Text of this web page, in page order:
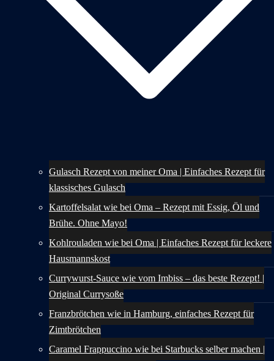
Gulasch Rezept von meiner Oma | Einfaches Rezept für
klassisches Gulasch
Kartoffelsalat wie bei Oma – Rezept mit Essig, Öl und
Brühe. Ohne Mayo!
Kohlrouladen wie bei Oma | Einfaches Rezept für leckere
Hausmannskost
Currywurst-Sauce wie vom Imbiss – das beste Rezept! |
Original Currysoße
Franzbrötchen wie in Hamburg, einfaches Rezept für
Zimtbrötchen
Caramel Frappuccino wie bei Starbucks selber machen |